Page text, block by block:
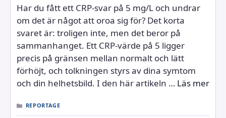
Har du fått ett CRP-svar på 5 mg/L och undrar
om det är något att oroa sig för? Det korta
svaret är: troligen inte, men det beror på
sammanhanget. Ett CRP-värde på 5 ligger
precis på gränsen mellan normalt och lätt
förhöjt, och tolkningen styrs av dina symtom
och din helhetsbild. I den här artikeln … Läs mer
KATEGORIER
REPORTAGE